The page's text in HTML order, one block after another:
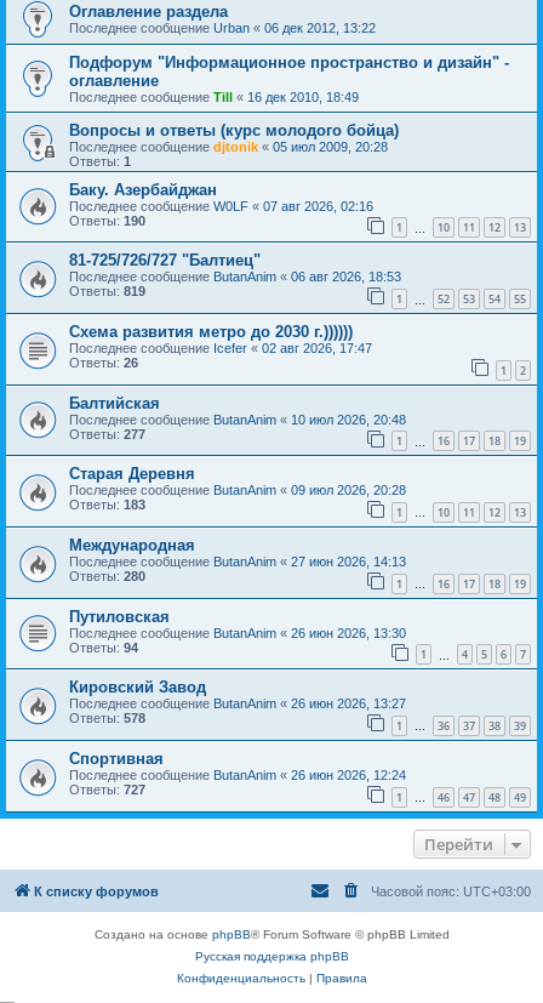
Оглавление раздела
Последнее сообщение Urban « 06 дек 2012, 13:22
Подфорум "Информационное пространство и дизайн" -
оглавление
Последнее сообщение Till « 16 дек 2010, 18:49
Вопросы и ответы (курс молодого бойца)
Последнее сообщение djtonik « 05 июл 2009, 20:28
Ответы: 1
Баку. Азербайджан
Последнее сообщение W0LF « 07 авг 2026, 02:16
Ответы: 190 1 10 11 12 13
81-725/726/727 "Балтиец"
Последнее сообщение ButanAnim « 06 авг 2026, 18:53
Ответы: 819 1 52 53 54 55
Схема развития метро до 2030 г.))))))
Последнее сообщение Icefer « 02 авг 2026, 17:47
Ответы: 26 1 2
Балтийская
Последнее сообщение ButanAnim « 10 июл 2026, 20:48
Ответы: 277 1 16 17 18 19
Старая Деревня
Последнее сообщение ButanAnim « 09 июл 2026, 20:28
Ответы: 183 1 … 10 11 12 13
Международная
Последнее сообщение ButanAnim « 27 июн 2026, 14:13
Ответы: 280 1 … 16 17 18 19
Путиловская
Последнее сообщение ButanAnim « 26 июн 2026, 13:30
Ответы: 94 1 4 5 6 7
Кировский Завод
Последнее сообщение ButanAnim « 26 июн 2026, 13:27
Ответы: 578 1 … 36 37 38 39
Спортивная
Последнее сообщение ButanAnim « 26 июн 2026, 12:24
Ответы: 727 1 46 47 48 49
Перейти
К списку форумов Часовой пояс: UTC+03:00
Создано на основе phpBB® Forum Software © phpBB Limited
Русская поддержка phpBB
Конфиденциальность| Правила